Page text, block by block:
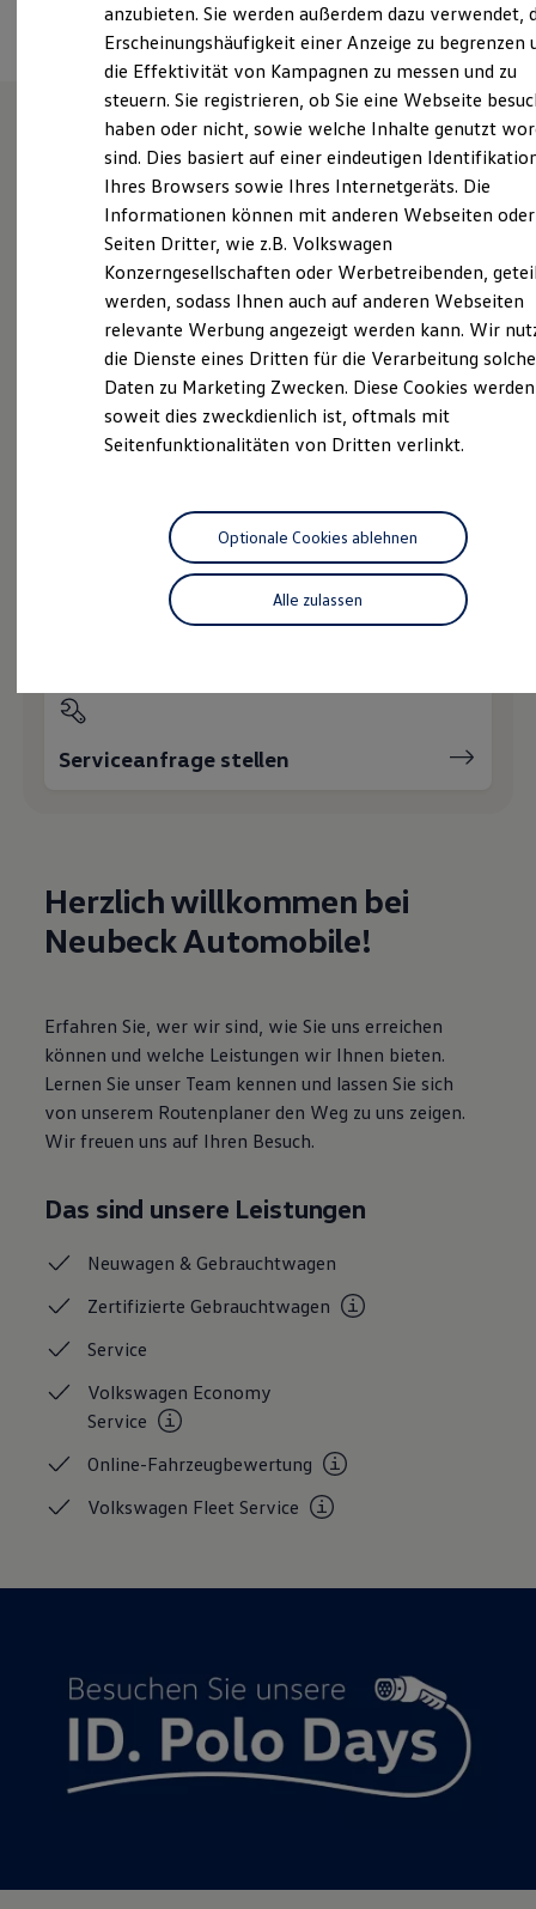
Batterie
Sicherheit
Garantie und Lebensdauer
Nachhaltigkeit
Technologie
Kosten und Kauf
Verbrauchskosten
Kaufoptionen
E-Auto-Förderung
Software und Konnektivität
ID. Software Versionen und Updates
Digitale Extras
Schnittstellen zu Ihrem ID.
Hybridautos
Marke und Erlebnis
Volkswagen R und R Experience
R-Modelle
Driving Experience
Volkswagen entdecken
Lifestyle Shop
T-Roc Kollektion
Golf Kollektion
ID. Kollektion
Volkswagen Kollektion
R-Kollektion
Besitzer und Service
myVolkswagen
Software Updates
Pannen- und Unfallhilfe
Economy Service
Volkswagen Teile
Transport
Entertainment und Elektronik
Individualisieren
Wallbox und Ladekabel
Digitale Extras
Dienste für Ihr Modell finden
Updates für Software, Karten und Radio
Über Ihr Auto
Kundeninformationen
Warn- und Kontrollleuchten
Digitale Betriebsanleitung
Magazin
Lifestyle
Transport
Familie
Elektromobilität
Volkswagen R
Pannen- und Unfallhilfe
Wie können wir
Ihnen weiterhelfen?
Probefahrt vereinbaren
Servicetermin buchen
Serviceanfrage stellen
Herzlich willkommen bei
Neubeck Automobile!
Erfahren Sie, wer wir sind, wie Sie uns erreichen
können und welche Leistungen wir Ihnen bieten.
Lernen Sie unser Team kennen und lassen Sie sich
von unserem Routenplaner den Weg zu uns zeigen.
Wir freuen uns auf Ihren Besuch.
Das sind unsere Leistungen
Neuwagen &Gebrauchtwagen
ZertifizierteGebrauchtwagen
Service
Volkswagen Economy
Service
Online-Fahrzeugbewertung
Volkswagen FleetService
anzubieten. Sie werden außerdem dazu verwendet,
Erscheinungshäufigkeit einer Anzeige zu begrenzen
die Effektivität von Kampagnen zu messen und zu
steuern. Sie registrieren, ob Sie eine Webseite
haben oder nicht, sowie welche Inhalte genutzt
sind. Dies basiert auf einer eindeutigen
Ihres Browsers sowie Ihres Internetgeräts. Die
Informationen können mit anderen Webseiten oder
Seiten Dritter, wie z.B. Volkswagen
Konzerngesellschaften oder Werbetreibenden,
werden, sodass Ihnen auch auf anderen Webseiten
relevante Werbung angezeigt werden kann. Wir
die Dienste eines Dritten für die Verarbeitung
Daten zu Marketing Zwecken. Diese Cookies
soweit dies zweckdienlich ist, oftmals mit
Seitenfunktionalitäten von Dritten verlinkt.
Alle zulassen
Optionale Cookies ablehnen